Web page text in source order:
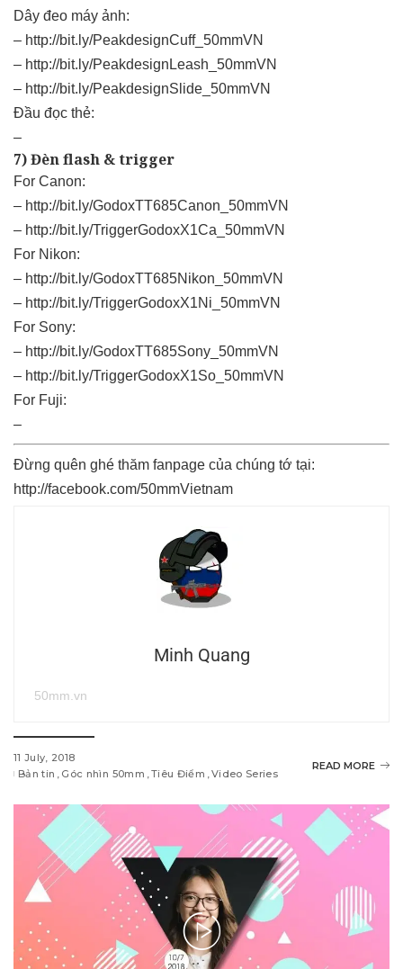
Dây đeo máy ảnh:
– http://bit.ly/PeakdesignCuff_50mmVN
– http://bit.ly/PeakdesignLeash_50mmVN
– http://bit.ly/PeakdesignSlide_50mmVN
Đầu đọc thẻ:
–
7) Đèn flash & trigger
For Canon:
– http://bit.ly/GodoxTT685Canon_50mmVN
– http://bit.ly/TriggerGodoxX1Ca_50mmVN
For Nikon:
– http://bit.ly/GodoxTT685Nikon_50mmVN
– http://bit.ly/TriggerGodoxX1Ni_50mmVN
For Sony:
– http://bit.ly/GodoxTT685Sony_50mmVN
– http://bit.ly/TriggerGodoxX1So_50mmVN
For Fuji:
–
Đừng quên ghé thăm fanpage của chúng tớ tại:
http://facebook.com/50mmVietnam
Minh Quang
50mm.vn
11 July, 2018
Bản tin
Góc nhìn 50mm Tiêu Điểm Video Series
READ MORE